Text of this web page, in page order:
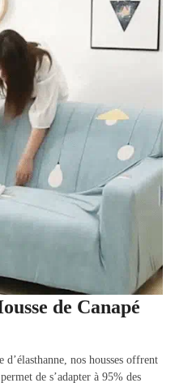
de Canapé
d’élasthanne, nos housses offrent
de s’adapter à 95% des